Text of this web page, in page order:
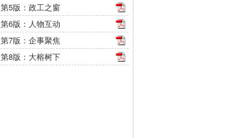
第5版：政工之窗
第6版：人物互动
第7版：企事聚焦
第8版：大榕树下